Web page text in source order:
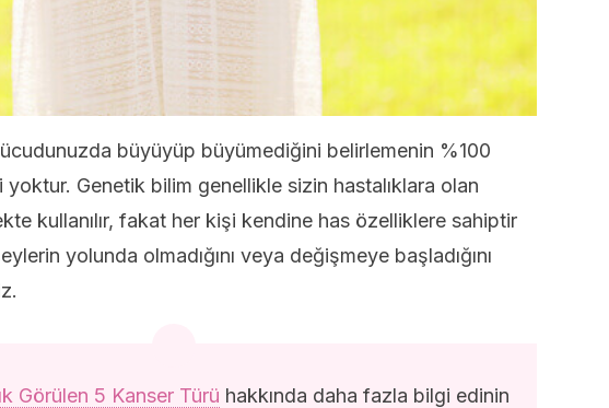
büyüyüp büyümediğini belirlemenin %100
Genetik bilim genellikle sizin hastalıklara olan
kullanılır, fakat her kişi kendine has özelliklere sahiptir
yolunda olmadığını veya değişmeye başladığını
Görülen 5 Kanser Türü hakkında daha fazla bilgi edinin